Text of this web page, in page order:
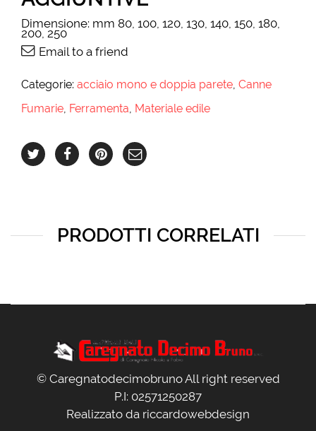
Dimensione: mm 80, 100, 120, 130, 140, 150, 180,
200, 250
Email to a friend
Categorie: acciaio mono e doppia parete, Canne
Fumarie, Ferramenta, Materiale edile
PRODOTTI CORRELATI
© Caregnatodecimobruno All right reserved
P.I: 02571250287
Realizzato da riccardowebdesign